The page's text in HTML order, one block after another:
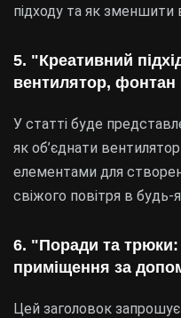
підходу та як зменшити
5. "Креативний
вентилятор, фонтан
У статті буде
як об’єднати
елементами для
свіжого повітря в будь-
6. "Поради та
приміщення за
Цей заголовок